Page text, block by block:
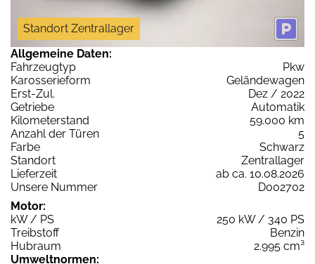
Standort Zentrallager
Allgemeine Daten:
Fahrzeugtyp
Pkw
Karosserieform
Geländewagen
Erst-Zul.
Dez / 2022
Getriebe
Automatik
Kilometerstand
59.000 km
Anzahl der Türen
5
Farbe
Schwarz
Standort
Zentrallager
Lieferzeit
ab ca. 10.08.2026
Unsere Nummer
D002702
Motor:
kW / PS
250 kW / 340 PS
Treibstoff
Benzin
Hubraum
2.995 cm³
Umweltnormen: